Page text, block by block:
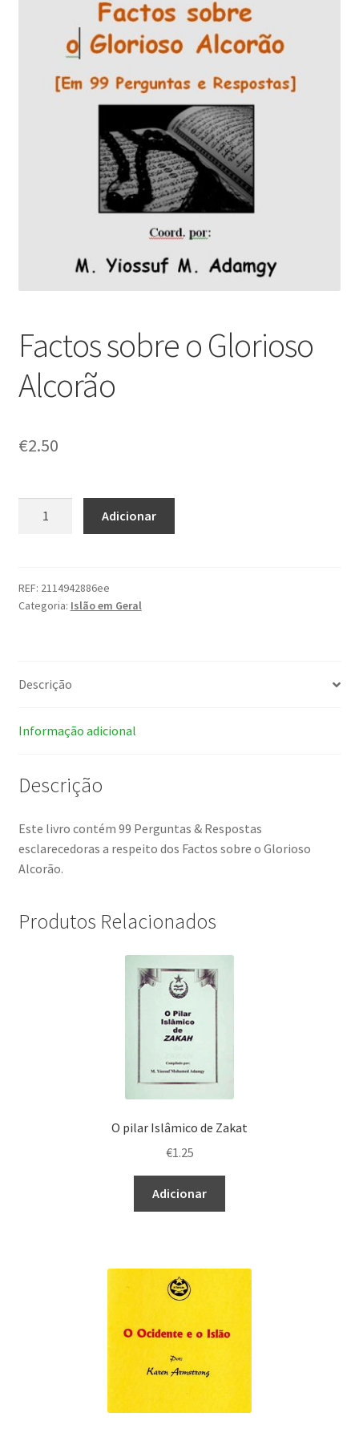
Factos sobre o Glorioso
Alcorão
€2.50
o
Glorioso
Adicionar
REF: 2114942886ee
Categoria: Islão em Geral
Descrição
Informação adicional
Descrição
Este livro contém 99 Perguntas & Respostas
esclarecedoras a respeito dos Factos sobre o Glorioso
Alcorão.
Produtos Relacionados
O pilar Islâmico de Zakat
€1.25
Adicionar